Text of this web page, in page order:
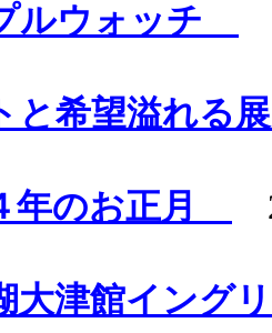
ルウォッチ
と希望溢れる
年のお正月
大津館イング